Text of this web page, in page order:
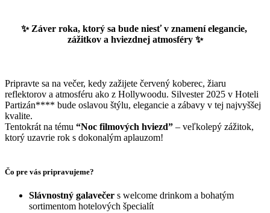
✨ Záver roka, ktorý sa bude niesť v znamení elegancie,
zážitkov a hviezdnej atmosféry ✨
Pripravte sa na večer, kedy zažijete červený koberec, žiaru
reflektorov a atmosféru ako z Hollywoodu. Silvester 2025 v Hoteli
Partizán**** bude oslavou štýlu, elegancie a zábavy v tej najvyššej
kvalite.
Tentokrát na tému “Noc filmových hviezd” – veľkolepý zážitok,
ktorý uzavrie rok s dokonalým aplauzom!
Čo pre vás pripravujeme?
Slávnostný galavečer s welcome drinkom a bohatým
sortimentom hotelových špecialít